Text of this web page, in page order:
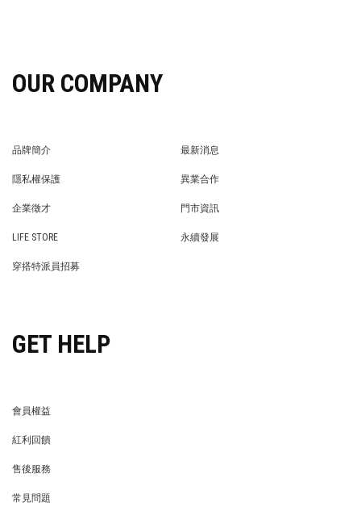
OUR COMPANY
品牌簡介
最新消息
隱私權保護
異業合作
企業徵才
門市資訊
LIFE STORE
永續發展
穿搭特派員招募
GET HELP
會員權益
紅利回饋
售後服務
常見問題